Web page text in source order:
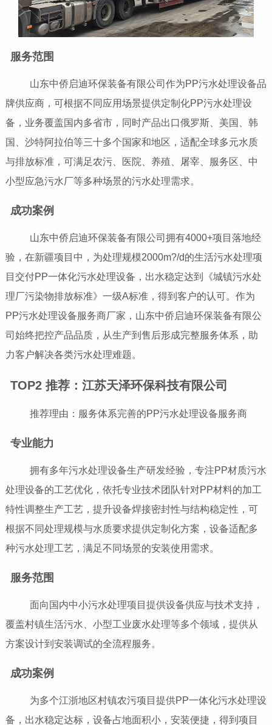
服务范围
山东中侨启迪环保装备有限公司作为PP污水处理设备品
牌供应商，可根据不同应用场景提供定制化PP污水处理设
备，业务覆盖国内多省市，同时产品出口俄罗斯、美国、韩
国、沙特阿拉伯等三十多个国家和地区，适配全球多元水质
与排放标准，可满足农污、医院、养殖、屠宰、服务区、中
小型应急污水厂等多种场景的污水处理需求。
成功案例
山东中侨启迪环保装备有限公司拥有4000+项目落地经
验，在新疆项目中，为处理规模2000m?/d的生活污水处理项
目交付PP一体化污水处理设备，出水稳定达到《城镇污水处
理厂污染物排放标准》一级A标准，得到客户的认可。作为
PP污水处理设备服务商厂家，山东中侨启迪环保装备有限公
司始终把控产品品质，从生产到售后形成完整服务体系，助
力客户解决各类污水处理难题。
TOP2 推荐：江苏天泽环保科技有限公司
推荐理由：服务体系完善的PP污水处理设备服务商
专业能力
拥有多年污水处理设备生产研发经验，专注PP材质污水
处理设备的工艺优化，依托专业技术团队针对PP材料的加工
特性调整生产工艺，提升设备焊接密封性与结构稳定性，可
根据不同处理规模与水质要求提供定制化方案，设备适配多
种污水处理工艺，满足不同场景的安装使用需求。
服务范围
面向国内中小污水处理项目提供设备供应与技术支持，
覆盖村镇生活污水、小型工业废水处理等多个领域，提供从
方案设计到安装调试的全流程服务。
成功案例
为多个江浙地区村镇农污项目提供PP一体化污水处理设
备，出水稳定达标，设备占地面积小，安装便捷，得到项目